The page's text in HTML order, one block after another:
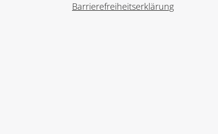
Barrierefreiheitserklärung